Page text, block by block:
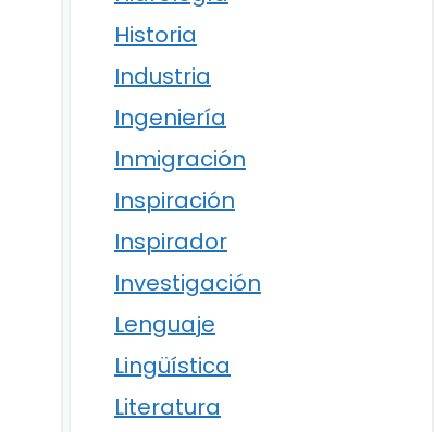
Historia
Industria
Ingeniería
Inmigración
Inspiración
Inspirador
Investigación
Lenguaje
Lingüística
Literatura